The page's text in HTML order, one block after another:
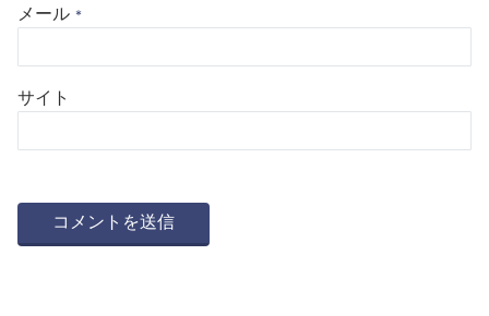
メール *
サイト